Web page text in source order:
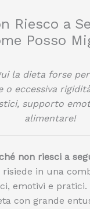
Riesco a
Posso
la dieta forse
o eccessiva
supporto
alimentare!
non riesci a
risiede in una
emotivi e pratici.
con grande